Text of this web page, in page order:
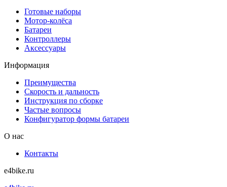
Готовые наборы
Мотор-колёса
Батареи
Контроллеры
Аксессуары
Информация
Преимущества
Скорость и дальность
Инструкция по сборке
Частые вопросы
Конфигуратор формы батареи
О нас
Контакты
e4bike.ru